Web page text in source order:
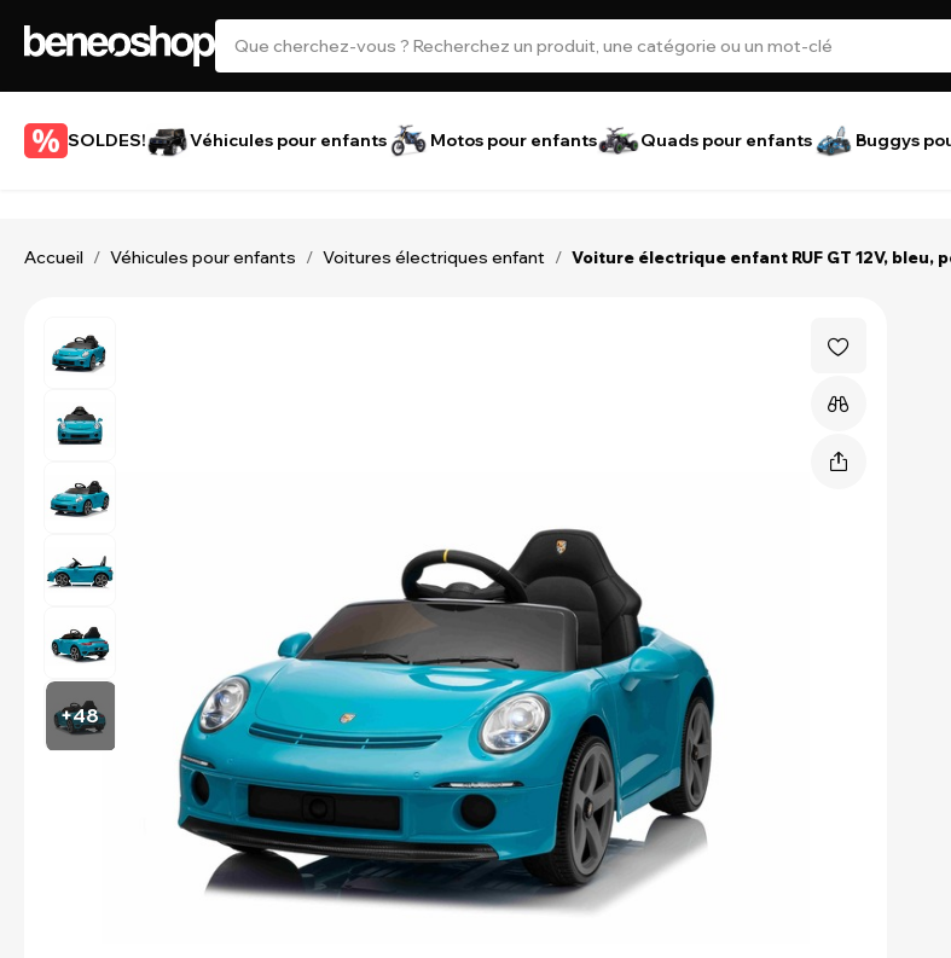
SOLDES! Véhicules pour enfants Motos pour enfants Quads pour enfants Buggys
Accueil / Véhicules pour enfants / Voitures électriques enfant / Voiture électrique enfant RUF GT 12V, bleu,
+48